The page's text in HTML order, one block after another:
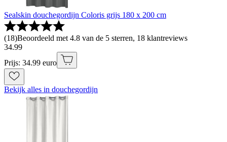
Sealskin douchegordijn Coloris grijs 180 x 200 cm
(18)Beoordeeld met 4.8 van de 5 sterren, 18 klantreviews
34.99
Prijs: 34.99 euro
Bekijk alles in douchegordijn